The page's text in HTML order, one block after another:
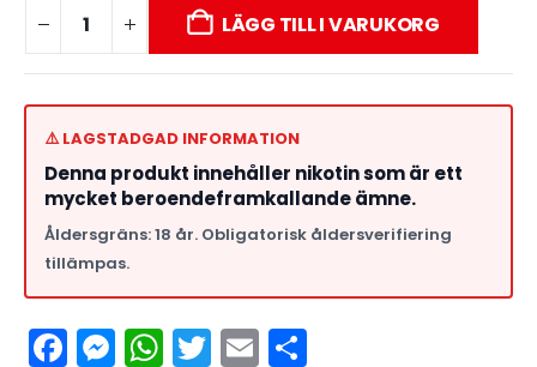
LÄGG TILL I VARUKORG
⚠️ LAGSTADGAD INFORMATION
Denna produkt innehåller nikotin som är ett
mycket beroendeframkallande ämne.
Åldersgräns: 18 år. Obligatorisk åldersverifiering
tillämpas.
Facebook
Messenger
WhatsApp
Twitter
Email